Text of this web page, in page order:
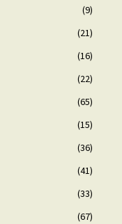
(9)
(21)
(16)
(22)
(65)
(15)
(36)
(41)
(33)
(67)